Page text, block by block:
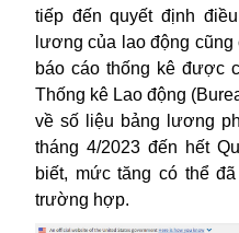
tiếp đến quyết định
lương của lao động
báo cáo thống kê được
Thống kê Lao động
về số liệu bảng lương
tháng 4/2023 đến hết
biết, mức tăng có thể
trường hợp.